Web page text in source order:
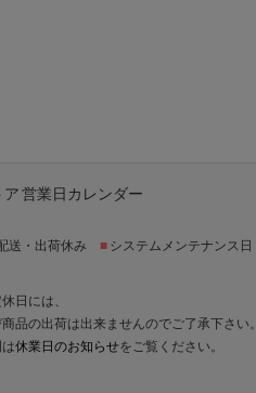
営業日カレンダー
送・出荷休み ■ システムメンテナンス日
日には、
品の出荷は出来ませんのでご了承下さい。
休業日のお知らせをご覧ください。